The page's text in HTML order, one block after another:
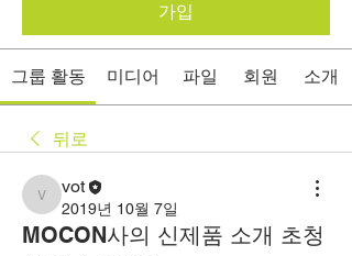
가입
그룹 활동 미디어 파일 회원 소개
뒤로
vot
vot
2019년 10월 7일
MOCON사의 신제품 소개 초청